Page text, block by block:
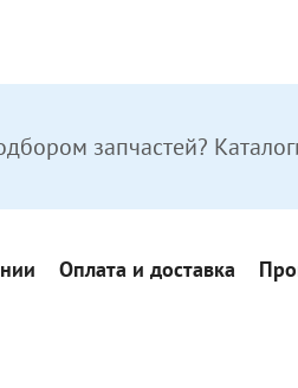
запчастей?
Оплата и доставка